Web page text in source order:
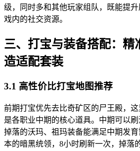
级，同时多和其他玩家组队，既能提
戏内的社交资源。
三、打宝与装备搭配：精
造适配套装
3.1 高性价比打宝地图推荐
前期打宝优先去比奇矿区的尸王殿，这
是各职业中期的核心道具。中期可以刷
掉落的沃玛、祖玛装备能满足中期发
本的暗黑统领，8小时刷新一次，掉落